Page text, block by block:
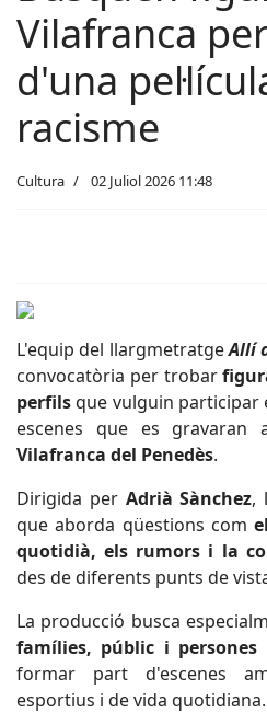
Vilafranca
d'una
racisme
Cultura 02 Juliol 2026 11:48
L'equip del llargmetratgeAllí
convocatòria per trobar
perfilsque vulguin participar
escenes que es
Vilafranca del Penedès.
Dirigida per Adrià Sànchez,
que aborda qüestions com
quotidià, els rumors i la
des de diferents punts de
La producció busca
famílies, públic i
formar part d'escenes
esportius i de vida quotidiana.